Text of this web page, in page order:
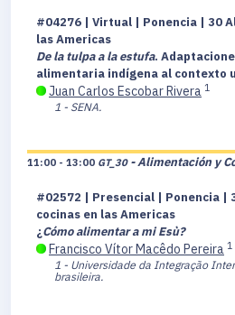
#04276 | Virtual | Ponencia | 30
las Americas
De la tulpa a la estufa.
alimentaria indígena al contexto
Juan Carlos Escobar Rivera 1
1 - SENA.
11:00 - 13:00 GT_30 - Alimentación y
#02572 | Presencial | Ponencia |
cocinas en las Americas
¿Cómo alimentar a mi Esù?
Francisco Vítor Macêdo Pereira 1
1 - Universidade da Integração
brasileira.